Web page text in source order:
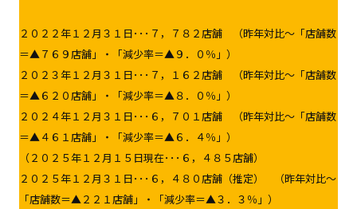
２０２２年１２月３１日･･･７，７８２店舗 （昨年対比～「店舗数
＝▲７６９店舗」・「減少率＝▲９．０％」）
２０２３年１２月３１日･･･７，１６２店舗 （昨年対比～「店舗数
＝▲６２０店舗」・「減少率＝▲８．０％」）
２０２４年１２月３１日･･･６，７０１店舗 （昨年対比～「店舗数
＝▲４６１店舗」・「減少率＝▲６．４％」）
（２０２５年１２月１５日現在･･･６，４８５店舗）
２０２５年１２月３１日･･･６，４８０店舗（推定） （昨年対比～
「店舗数＝▲２２１店舗」・「減少率＝▲３．３％」）